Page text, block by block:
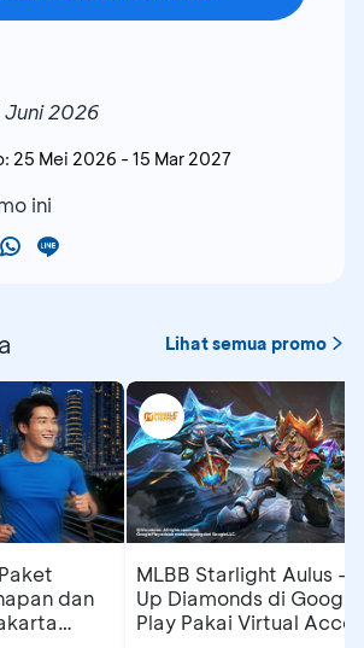
Juni 2026
25 Mei 2026 - 15 Mar 2027
ini
Lihat semua promo
dan
MLBB Starlight Aulus -
Up Diamonds di Google
Play Pakai Virtual